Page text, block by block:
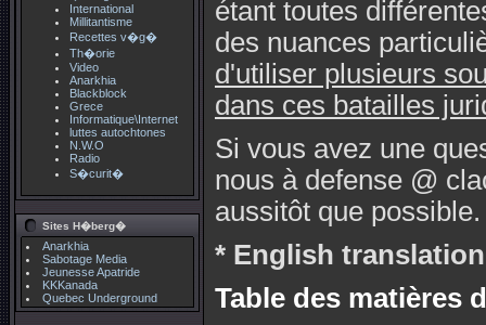
International
Millitantisme
Recettes v�g�
Th�orie
Video
Anarkhia
Blackblock
Grece
Informatique\Internet
luttes autochtones
N.W.O
Radio
S�curit�
Sites H�berg�
Anarkhia
Sabotage Media
Jeunesse Apatride
KKKanada
Quebec Underground
étant toutes
des nuances
d'utiliser plusieurs
dans ces batailles
Si vous avez une
nous à defense @
aussitôt que possible.
* English
Table des matières